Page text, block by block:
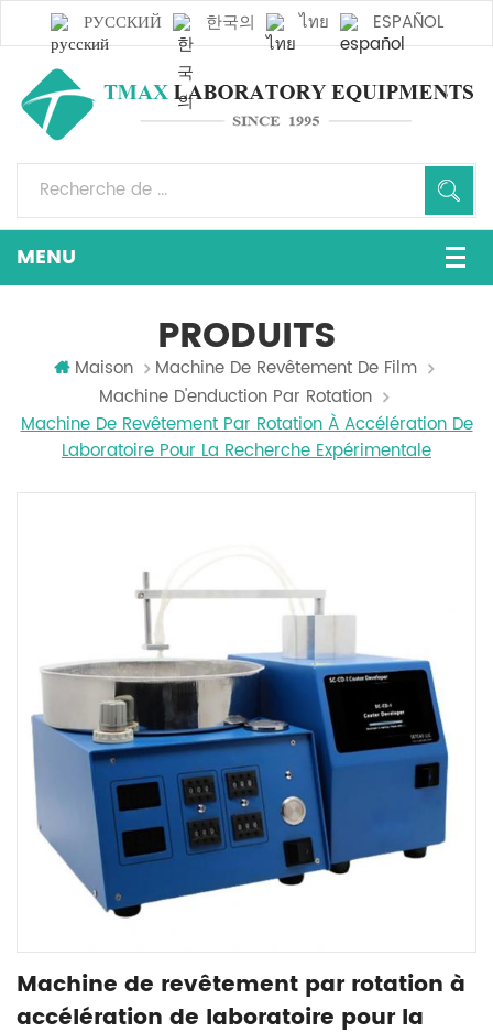
РУССКИЙ 한국의 ไทย ESPAÑOL
PRODUITS
Maison
Machine De Revêtement De Film
Machine D'enduction Par Rotation
Machine De Revêtement Par Rotation À Accélération De
Laboratoire Pour La Recherche Expérimentale
Machine de revêtement par rotation à
accélération de laboratoire pour la